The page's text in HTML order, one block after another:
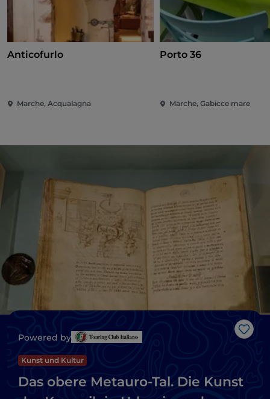
Anticofurlo
Marche, Acqualagna
Porto 36
Marche, Gabicce mare
Like
Powered by
Kunst und Kultur
Das obere Metauro-Tal. Die Kunst